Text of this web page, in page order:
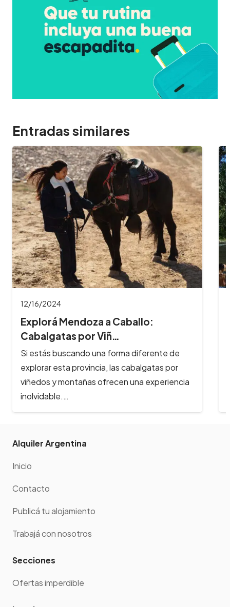
Entradas similares
11/26/2024
8 Imperdibles balnearios en las
Sierras de Có…
Los ríos y arroyos de Córdoba son los
principales atractivos turísticos de la provincia
y reciben cada año, cientos de…
Alquiler Argentina
Inicio
Contacto
Publicá tu alojamiento
Trabajá con nosotros
Secciones
Ofertas imperdible